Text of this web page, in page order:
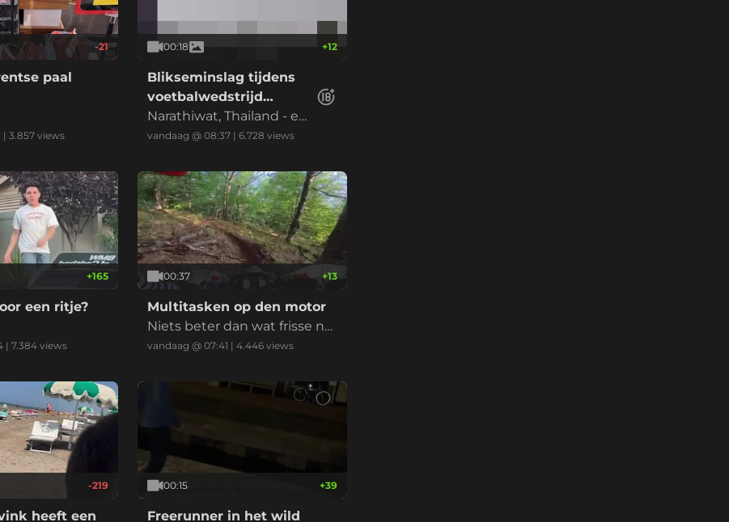
-21
paal
| 3.857views
00:18 +12
Blikseminslag tijdens
voetbalwedstrijd
Thailand
Narathiwat, Thailand - ee
n 24 jarige voetballer over
raken gewond.
vandaag @ 08:37 |6.728 views
+165
een ritje?
| 7.384views
00:37 +13
Multitasken op den motor
Niets beter dan wat frisse na
tuurlucht om bij op te knapp
vandaag @ 07:41 |4.446 views
-219
heeft een
00:15 +39
Freerunner in het wild